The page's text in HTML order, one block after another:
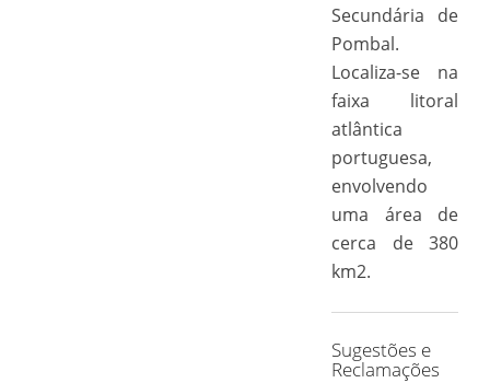
Secundária de
Pombal.
Localiza-se na
faixa litoral
atlântica
portuguesa,
envolvendo
uma área de
cerca de 380
km2.
Sugestões e
Reclamações